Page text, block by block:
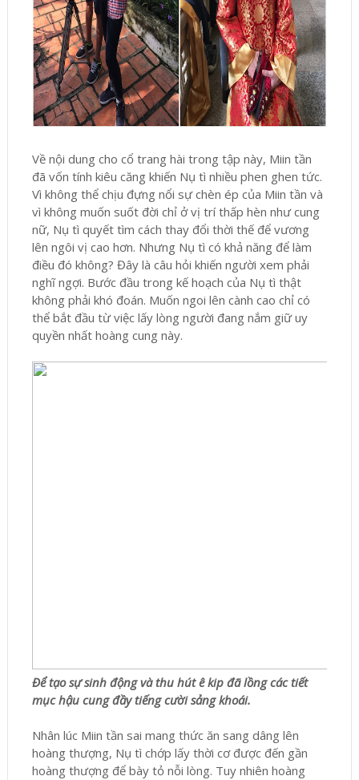
Về nội dung cho cổ trang hài trong tập này, Miin tần
đã vốn tính kiêu căng khiến Nụ tì nhiều phen ghen tức.
Vì không thể chịu đựng nổi sự chèn ép của Miin tần và
vì không muốn suốt đời chỉ ở vị trí thấp hèn như cung
nữ, Nụ tì quyết tìm cách thay đổi thời thế để vương
lên ngôi vị cao hơn. Nhưng Nụ tì có khả năng để làm
điều đó không? Đây là câu hỏi khiến người xem phải
nghĩ ngợi. Bước đầu trong kế hoạch của Nụ tì thật
không phải khó đoán. Muốn ngoi lên cành cao chỉ có
thể bắt đầu từ việc lấy lòng người đang nắm giữ uy
quyền nhất hoàng cung này.
Để tạo sự sinh động và thu hút ê kip đã lồng các tiết
mục hậu cung đầy tiếng cười sảng khoái.
Nhân lúc Miin tần sai mang thức ăn sang dâng lên
hoàng thượng, Nụ tì chớp lấy thời cơ được đến gần
hoàng thượng để bày tỏ nỗi lòng. Tuy nhiên hoàng